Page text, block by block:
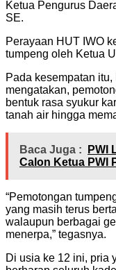
Ketua Pengurus
SE.
Perayaan HUT IWO
tumpeng oleh Ketua
Pada kesempatan
mengatakan,
bentuk rasa syukur
tanah air hingga
Baca Juga :
PWI
Calon Ketua PWI
“Pemotongan
yang masih terus
walaupun berbagai
menerpa,” tegasnya.
Di usia ke 12 ini, pria